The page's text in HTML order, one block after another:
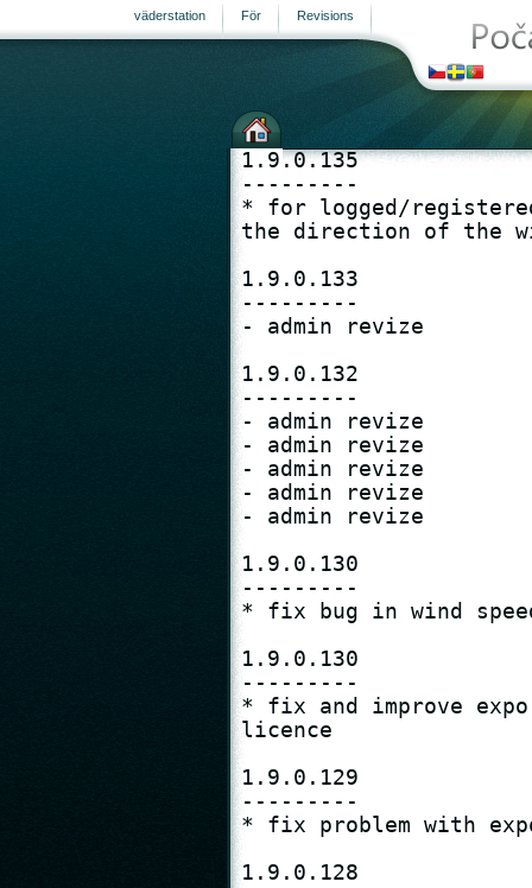
Revisions
För
väderstation
1.9.0.135
---------
* for logged/
the direction of the
1.9.0.133
---------
- admin revize
1.9.0.132
---------
- admin revize
- admin revize
- admin revize
- admin revize
- admin revize
1.9.0.130
---------
* fix bug in wind
1.9.0.130
---------
* fix and improve
licence
1.9.0.129
---------
* fix problem with
1.9.0.128